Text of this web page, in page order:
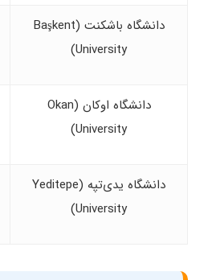
دانشگاه باشکنت (Başkent
University)
دانشگاه اوکان (Okan
University)
دانشگاه یدی‌تپه (Yeditepe
University)